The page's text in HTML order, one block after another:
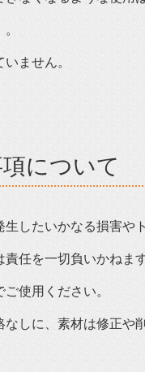
ません。
について
生したいかなる損害や
任を一切負いかねます
使用ください。
なしに、素材は修正や